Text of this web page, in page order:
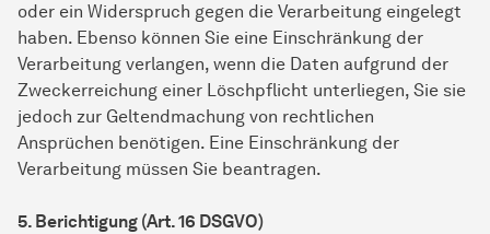
oder ein Widerspruch gegen die Verarbeitung eingelegt
haben. Ebenso können Sie eine Einschränkung der
Verarbeitung verlangen, wenn die Daten aufgrund der
Zweckerreichung einer Löschpflicht unterliegen, Sie sie
jedoch zur Geltendmachung von rechtlichen
Ansprüchen benötigen. Eine Einschränkung der
Verarbeitung müssen Sie beantragen.
5. Berichtigung (Art. 16 DSGVO)